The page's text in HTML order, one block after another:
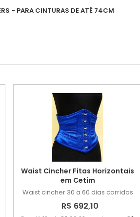
- PARA CINTURAS DE ATÉ 74CM
Waist Cincher Fitas Horizontais
em Cetim
Waist cincher 30 a 60 dias corridos
R$ 692,10